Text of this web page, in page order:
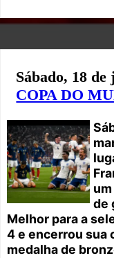
Sábado, 18
COPA DO
de
Melhor para a
4 e encerrou sua
medalha de